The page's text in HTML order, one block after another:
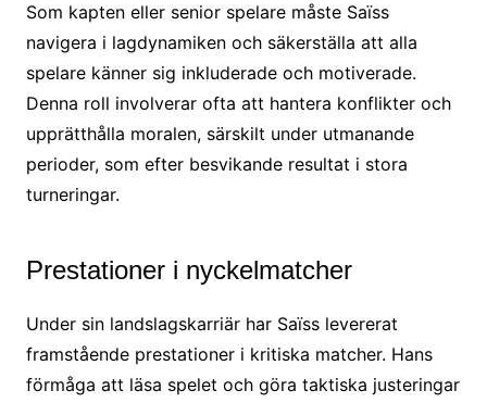
Som kapten eller senior spelare måste Saïss
navigera i lagdynamiken och säkerställa att alla
spelare känner sig inkluderade och motiverade.
Denna roll involverar ofta att hantera konflikter och
upprätthålla moralen, särskilt under utmanande
perioder, som efter besvikande resultat i stora
turneringar.
Prestationer i nyckelmatcher
Under sin landslagskarriär har Saïss levererat
framstående prestationer i kritiska matcher. Hans
förmåga att läsa spelet och göra taktiska justeringar